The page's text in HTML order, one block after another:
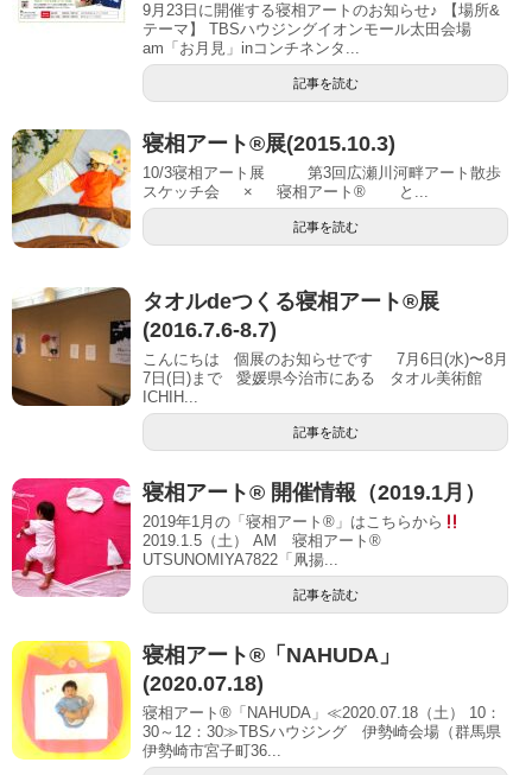
9月23日に開催する寝相アートのお知らせ♪ 【場所&
テーマ】 TBSハウジングイオンモール太田会場
am「お月見」inコンチネンタ...
記事を読む
寝相アート®展(2015.10.3)
10/3寝相アート展 第3回広瀬川河畔アート散歩
スケッチ会 × 寝相アート® と...
記事を読む
タオルdeつくる寝相アート®展
(2016.7.6-8.7)
こんにちは 個展のお知らせです 7月6日(水)〜8月
7日(日)まで 愛媛県今治市にある タオル美術館
ICHIH...
記事を読む
寝相アート® 開催情報（2019.1月）
2019年1月の「寝相アート®」はこちらから
2019.1.5（土） AM 寝相アート®
UTSUNOMIYA7822「凧揚...
記事を読む
寝相アート®「NAHUDA」
(2020.07.18)
寝相アート®「NAHUDA」≪2020.07.18（土） 10：
30～12：30≫TBSハウジング 伊勢崎会場（群馬県
伊勢崎市宮子町36...